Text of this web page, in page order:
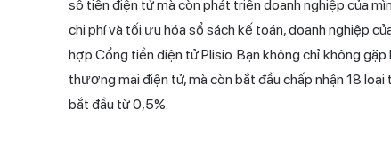
số tiền điện tử mà còn phát triển doanh nghiệp của
chi phí và tối ưu hóa sổ sách kế toán, doanh nghiệp
hợp Cổng tiền điện tử Plisio. Bạn không chỉ không
thương mại điện tử, mà còn bắt đầu chấp nhận 18
bắt đầu từ 0,5%.